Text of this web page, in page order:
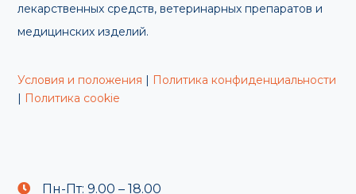
лекарственных средств, ветеринарных препаратов и
медицинских изделий.
Условия и положения | Политика конфиденциальности
| Политика cookie
Пн-Пт: 9.00 – 18.00